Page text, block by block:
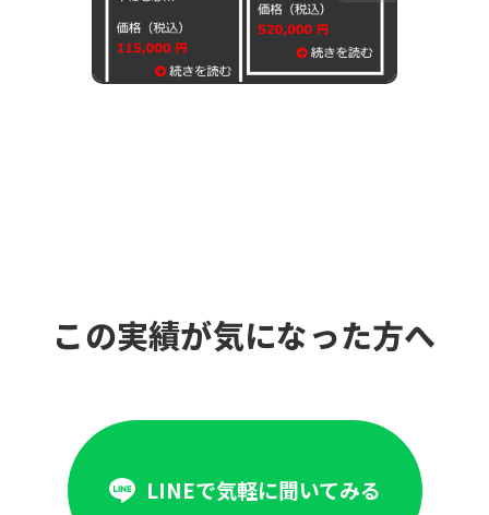
この実績が気になった方へ
LINEで気軽に聞いてみる